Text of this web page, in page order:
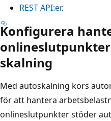
REST API:er.
Konfigurera
skalning
Med autoskalning körs
för att hantera
onlineslutpunkter stöder